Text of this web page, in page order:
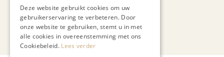
Bekijk alle artikelen
Deze website gebruikt cookies om uw
gebruikerservaring te verbeteren. Door
onze website te gebruiken, stemt u in met
alle cookies in overeenstemming met ons
Cookiebeleid. Lees verder